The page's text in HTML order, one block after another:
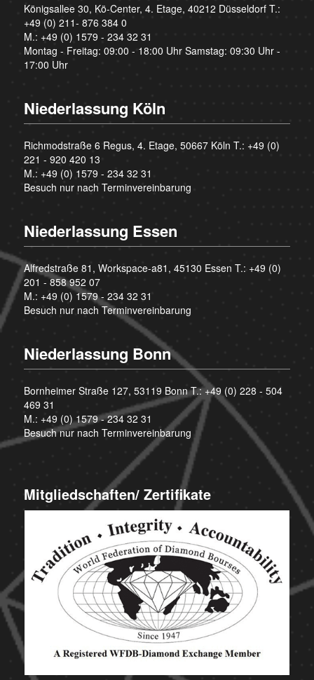
Königsallee 30, Kö-Center, 4. Etage, 40212 Düsseldorf T.:
+49 (0) 211- 876 384 0
M.: +49 (0) 1579 - 234 32 31
Montag - Freitag: 09:00 - 18:00 Uhr Samstag: 09:30 Uhr -
17:00 Uhr
Niederlassung Köln
Richmodstraße 6 Regus, 4. Etage, 50667 Köln T.: +49 (0)
221 - 920 420 13
M.: +49 (0) 1579 - 234 32 31
Besuch nur nach Terminvereinbarung
Niederlassung Essen
Alfredstraße 81, Workspace-a81, 45130 Essen T.: +49 (0)
201 - 858 952 07
M.: +49 (0) 1579 - 234 32 31
Besuch nur nach Terminvereinbarung
Niederlassung Bonn
Bornheimer Straße 127, 53119 Bonn T.:+49 (0) 228 - 504
469 31
M.: +49 (0) 1579 - 234 32 31
Besuch nur nach Terminvereinbarung
Mitgliedschaften/ Zertifikate